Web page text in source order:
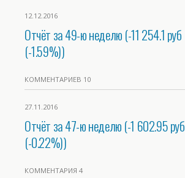
12.12.2016
Отчёт за 49-ю неделю (-11 254.1 руб
(-1.59%))
КОММЕНТАРИЕВ 10
27.11.2016
Отчёт за 47-ю неделю (-1 602.95 руб
(-0.22%))
КОММЕНТАРИЯ 4